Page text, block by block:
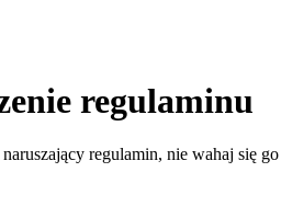
regulaminu
regulamin, nie wahaj się